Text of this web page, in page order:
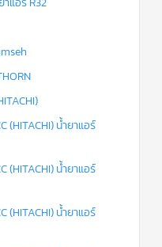
(HITACHI) น้ำยาแอร์
(HITACHI) น้ำยาแอร์
(HITACHI) น้ำยาแอร์